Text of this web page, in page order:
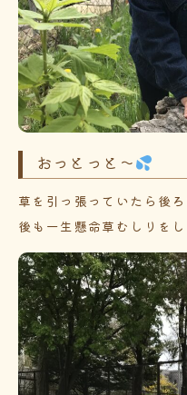
おっとっと～
草を引っ張っていたら後
後も一生懸命草むしりを